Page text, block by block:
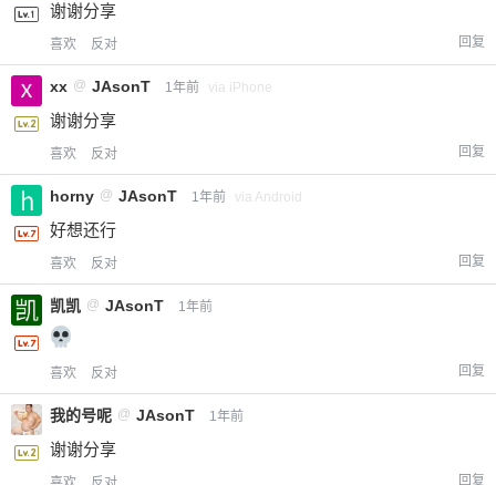
谢谢分享
喜欢 反对 回复
xx @ JAsonT 1年前 via iPhone
谢谢分享
喜欢 反对 回复
horny @ JAsonT 1年前 via Android
好想还行
喜欢 反对 回复
凯凯 @ JAsonT 1年前
喜欢 反对 回复
我的号呢 @ JAsonT 1年前
谢谢分享
回复